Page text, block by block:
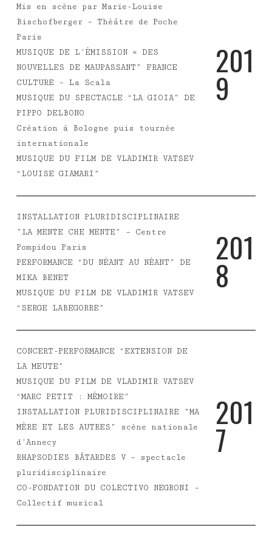
Mis en scène par Marie-Louise
Bischofberger – Théâtre de Poche
Paris
MUSIQUE DE L’ÉMISSION « DES
NOUVELLES DE MAUPASSANT” FRANCE
CULTURE – La Scala
MUSIQUE DU SPECTACLE “LA GIOIA” DE
PIPPO DELBONO
Création à Bologne puis tournée
internationale
MUSIQUE DU FILM DE VLADIMIR VATSEV
“LOUISE GIAMARI”
201
9
INSTALLATION PLURIDISCIPLINAIRE
”LA MENTE CHE MENTE” – Centre
Pompidou Paris
PERFORMANCE “DU NÉANT AU NÉANT” DE
MIKA BENET
MUSIQUE DU FILM DE VLADIMIR VATSEV
“SERGE LABEGORRE”
201
8
CONCERT-PERFORMANCE “EXTENSION DE
LA MEUTE”
MUSIQUE DU FILM DE VLADIMIR VATSEV
“MARC PETIT : MÉMOIRE”
INSTALLATION PLURIDISCIPLINAIRE ”MA
MÈRE ET LES AUTRES” scène nationale
d’Annecy
RHAPSODIES BÂTARDES V – spectacle
pluridisciplinaire
CO-FONDATION DU COLECTIVO NEGRONI –
Collectif musical
201
7